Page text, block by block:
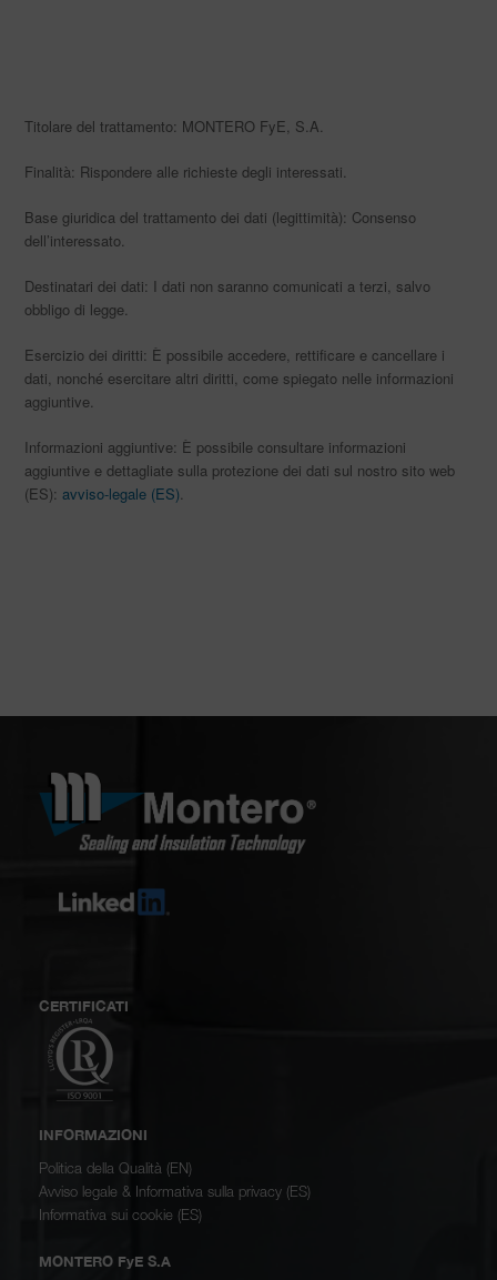
Titolare del trattamento: MONTERO FyE, S.A.
Finalità: Rispondere alle richieste degli interessati.
Base giuridica del trattamento dei dati (legittimità): Consenso
dell’interessato.
Destinatari dei dati: I dati non saranno comunicati a terzi, salvo
obbligo di legge.
Esercizio dei diritti: È possibile accedere, rettificare e cancellare i
dati, nonché esercitare altri diritti, come spiegato nelle informazioni
aggiuntive.
Informazioni aggiuntive: È possibile consultare informazioni
aggiuntive e dettagliate sulla protezione dei dati sul nostro sito web
(ES):avviso-legale (ES).
CERTIFICATI
INFORMAZIONI
Politica della Qualità (EN)
Avviso legale & Informativa sulla privacy (ES)
Informativa sui cookie (ES)
MONTERO FyE S.A